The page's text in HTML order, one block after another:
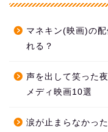
マネキン(映画)の
れる？
声を出して笑った
メディ映画10選
涙が止まらなかっ